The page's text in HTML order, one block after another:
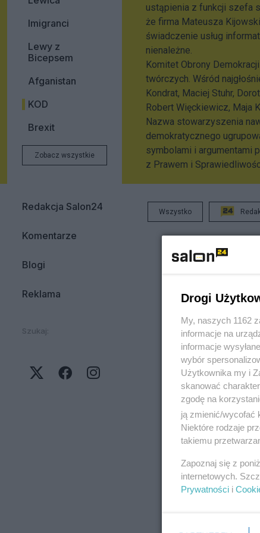
Imigranci
Lewy z
Bicepsem
Afganistan
KOD
Brexit
Zobacz wszystkie
Redakcja Salon24
Komentarze
Blogi
Reklama
Szukaj:
ustąpienia z funkcji szefa
że firma Mateusza
świadczenie usług
nienależne.
Komitet Obrony
twórczych. Wśród
Kondrat, Maciej Stuhr,
Robert Więckiewicz, Maja
Nazwa stowarzyszenia
demokratycznego
symbolami i argumentami
z Prawem i
Wszystko
Drogi
My, naszych 1162
informacje na
informacje
wybór
Użytkownika my i
skanować
zgodę na
ją zmienić/wycofać
Niektóre rodzaje
takiemu
Zapoznaj się z
internetowych.
Prywatności i